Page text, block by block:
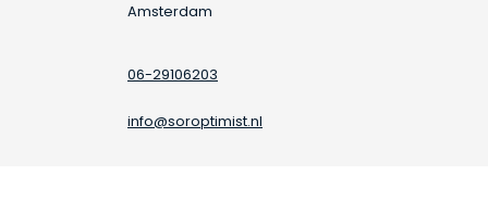
Amsterdam
06-29106203
info@soroptimist.nl